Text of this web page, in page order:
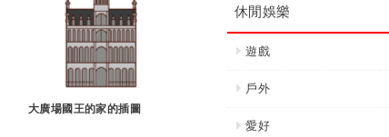
大廣場國王的家的插圖
休閒娛樂
遊戲
戶外
愛好